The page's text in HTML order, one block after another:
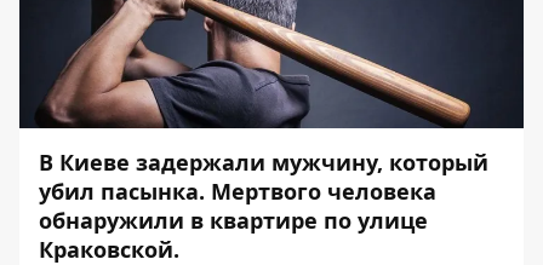
В Киеве задержали мужчину, который
убил пасынка. Мертвого человека
обнаружили в квартире по улице
Краковской.